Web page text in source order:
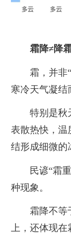
霜降≠降
霜，并非
寒冷天气凝结
特别是秋
表散热快，温
结形成细微的
民谚“霜
种现象。
霜降不等
上，还体现在